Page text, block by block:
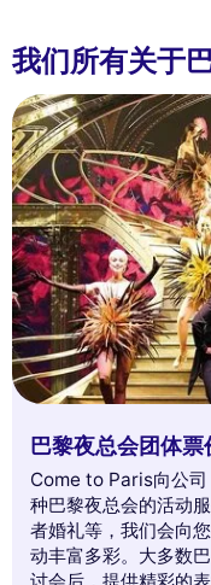
我们所有关于
巴黎夜总会团体票
Come to Paris向公司
种巴黎夜总会的活动
者婚礼等，我们会向
动丰富多彩。大多数
讨会后，提供精彩的